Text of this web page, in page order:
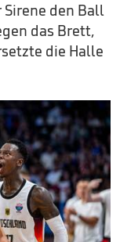
den Ball
das Brett,
die Halle